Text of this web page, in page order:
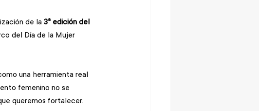
de la 3ª edición del
del Día de la Mujer
una herramienta real
femenino no se
queremos fortalecer.